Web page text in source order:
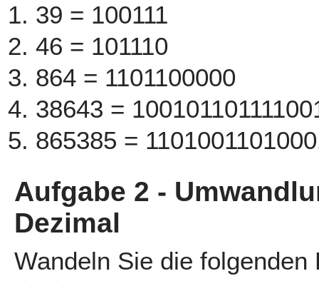
39 = 100111
46 = 101110
864 = 1101100000
38643 =
865385 =
Aufgabe 2 -
Dezimal
Wandeln Sie die folgenden